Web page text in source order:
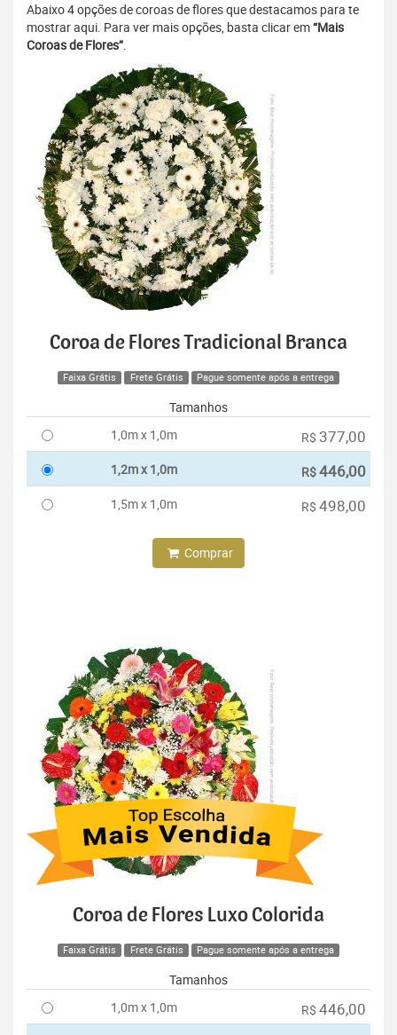
Abaixo 4 opções de coroas de flores que destacamos para te
mostrar aqui. Para ver mais opções, basta clicar em“Mais
Coroas de Flores”.
Coroa de Flores Tradicional Branca
Faixa Grátis Frete Grátis Pague somente após a entrega
Tamanhos
1,0m x 1,0m
R$ 377,00
1,2m x 1,0m R$446,00
1,5m x 1,0m R$ 498,00
Comprar
Coroa de Flores Luxo Colorida
Faixa Grátis Frete Grátis Pague somente após a entrega
Tamanhos
1,0m x 1,0m
R$ 446,00